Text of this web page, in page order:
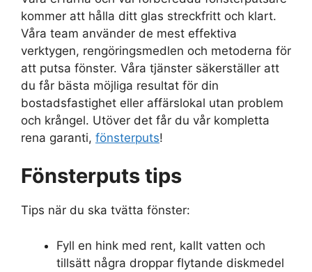
kommer att hålla ditt glas streckfritt och klart.
Våra team använder de mest effektiva
verktygen, rengöringsmedlen och metoderna för
att putsa fönster. Våra tjänster säkerställer att
du får bästa möjliga resultat för din
bostadsfastighet eller affärslokal utan problem
och krångel. Utöver det får du vår kompletta
rena garanti, fönsterputs!
Fönsterputs tips
Tips när du ska tvätta fönster:
Fyll en hink med rent, kallt vatten och
tillsätt några droppar flytande diskmedel